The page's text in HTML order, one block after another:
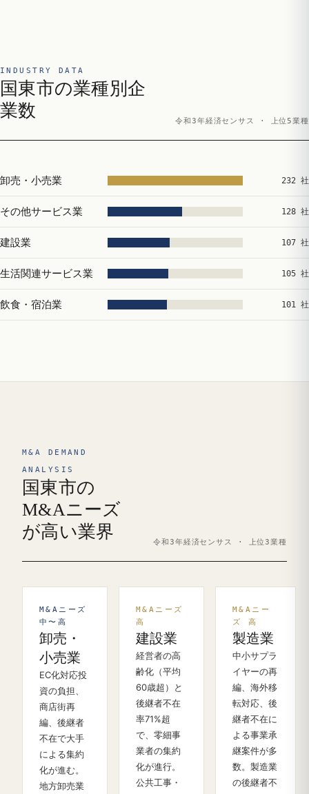
INDUSTRY DATA
国東市の業種別企
業数
令和3年経済センサス · 上位5業種
卸売・小売業 232 社
その他サービス業 128 社
建設業 107 社
生活関連サービス業 105 社
飲食・宿泊業 101 社
M&A DEMAND
ANALYSIS
国東市の
M&Aニーズ
が高い業界
令和3年経済センサス · 上位3業種
M&Aニーズ
中〜高
卸売・
小売業
EC化対応投
資の負担、
商店街再
編、後継者
不在で大手
による集約
化が進む。
地方卸売業
M&Aニーズ
高
建設業
経営者の高
齢化（平均
60歳超）と
後継者不在
率71%超
で、零細事
業者の集約
化が進行。
公共工事・
M&Aニー
ズ 高
製造業
中小サプラ
イヤーの再
編、海外移
転対応、後
継者不在に
よる事業承
継案件が多
数。製造業
の後継者不